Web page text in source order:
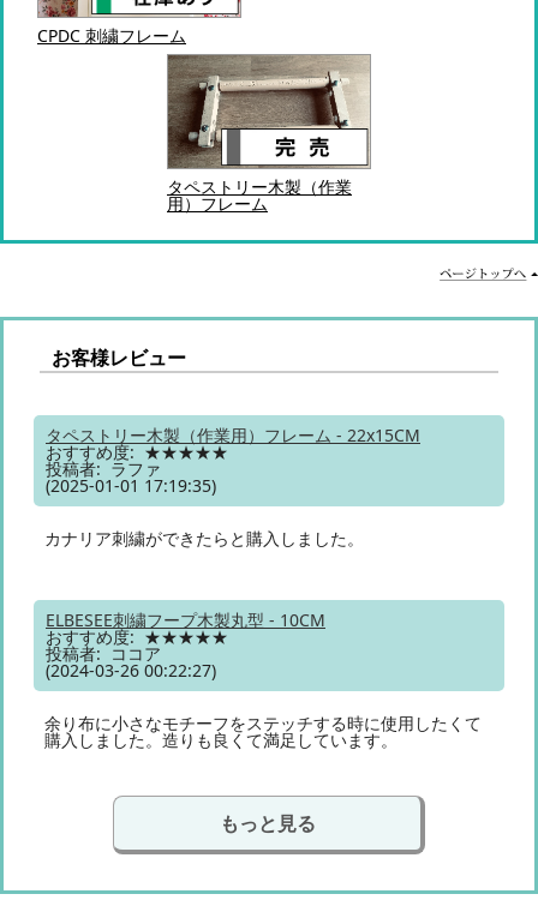
CPDC 刺繍フレーム
タペストリー木製（作業
用）フレーム
お客様レビュー
タペストリー木製（作業用）フレーム - 22x15CM
おすすめ度: ★★★★★
投稿者: ラファ
(2025-01-01 17:19:35)
カナリア刺繍ができたらと購入しました。
ELBESEE刺繍フープ木製丸型 - 10CM
おすすめ度: ★★★★★
投稿者: ココア
(2024-03-26 00:22:27)
余り布に小さなモチーフをステッチする時に使用したくて
購入しました。造りも良くて満足しています。
もっと見る